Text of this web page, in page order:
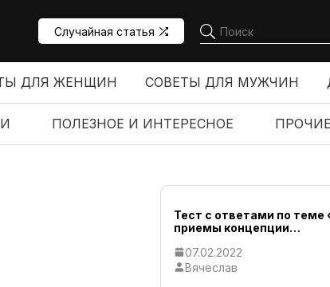
Случайная статья
ДЛЯ ЖЕНЩИН СОВЕТЫ ДЛЯ МУЖЧИН
ПОЛЕЗНОЕ И ИНТЕРЕСНОЕ
Тест с ответами по теме
приемы концепции…
07.02.2022
Вячеслав